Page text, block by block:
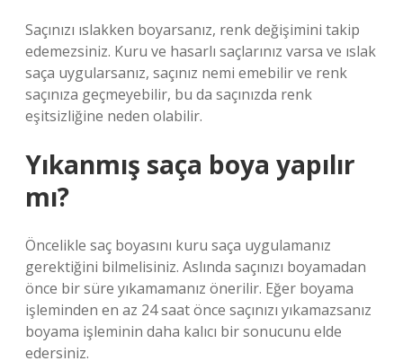
Saçınızı ıslakken boyarsanız, renk değişimini takip
edemezsiniz. Kuru ve hasarlı saçlarınız varsa ve ıslak
saça uygularsanız, saçınız nemi emebilir ve renk
saçınıza geçmeyebilir, bu da saçınızda renk
eşitsizliğine neden olabilir.
Yıkanmış saça boya yapılır
mı?
Öncelikle saç boyasını kuru saça uygulamanız
gerektiğini bilmelisiniz. Aslında saçınızı boyamadan
önce bir süre yıkamamanız önerilir. Eğer boyama
işleminden en az 24 saat önce saçınızı yıkamazsanız
boyama işleminin daha kalıcı bir sonucunu elde
edersiniz.